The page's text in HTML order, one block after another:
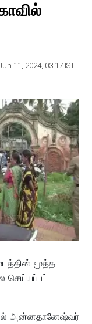
11, 2024, 03:17 IST
மூத்த
செய்யப்பட்ட
அன்னதானேஷ்வர்